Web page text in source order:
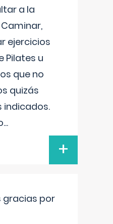
a la
ejercicios
Pilates u
que no
quizás
indicados.
...
+
gracias por